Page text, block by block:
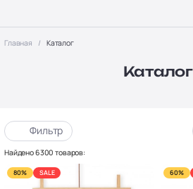
Главная Каталог
Каталог
Фильтр
Найдено 6300 товаров:
80% SALE 60%